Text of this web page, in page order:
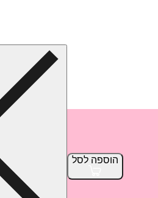
הוספה לסל